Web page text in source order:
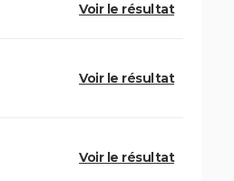
Voir le résultat
Voir le résultat
Voir le résultat